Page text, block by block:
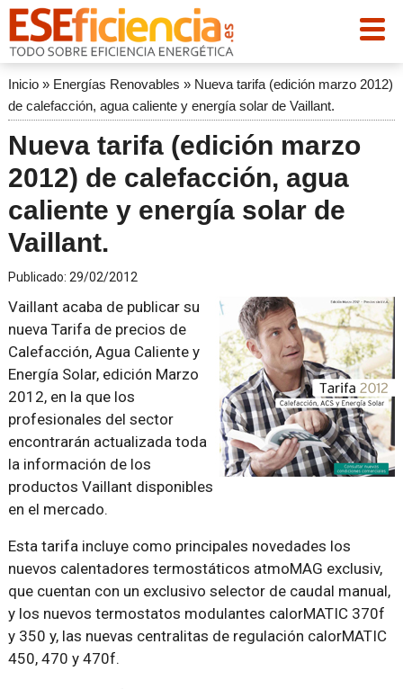
Inicio» Energías Renovables » Nueva tarifa (edición marzo 2012)
de calefacción, agua caliente y energía solar de Vaillant.
Nueva tarifa (edición marzo
2012) de calefacción, agua
caliente y energía solar de
Vaillant.
Publicado: 29/02/2012
Vaillant acaba de publicar su
nueva Tarifa de precios de
Calefacción, Agua Caliente y
Energía Solar, edición Marzo
2012, en la que los
profesionales del sector
encontrarán actualizada toda
la información de los
productos Vaillant disponibles
en el mercado.
Esta tarifa incluye como principales novedades los
nuevos calentadores termostáticos atmoMAG exclusiv,
que cuentan con un exclusivo selector de caudal manual,
y los nuevos termostatos modulantes calorMATIC 370f
y 350 y, las nuevas centralitas de regulación calorMATIC
450, 470 y 470f.